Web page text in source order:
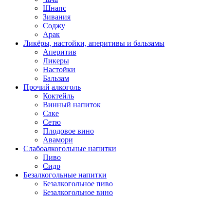
Шнапс
Зивания
Соджу
Арак
Ликёры, настойки, аперитивы и бальзамы
Аперитив
Ликеры
Настойки
Бальзам
Прочий алкоголь
Коктейль
Винный напиток
Саке
Сетю
Плодовое вино
Авамори
Слабоалкогольные напитки
Пиво
Сидр
Безалкогольные напитки
Безалкогольное пиво
Безалкогольное вино